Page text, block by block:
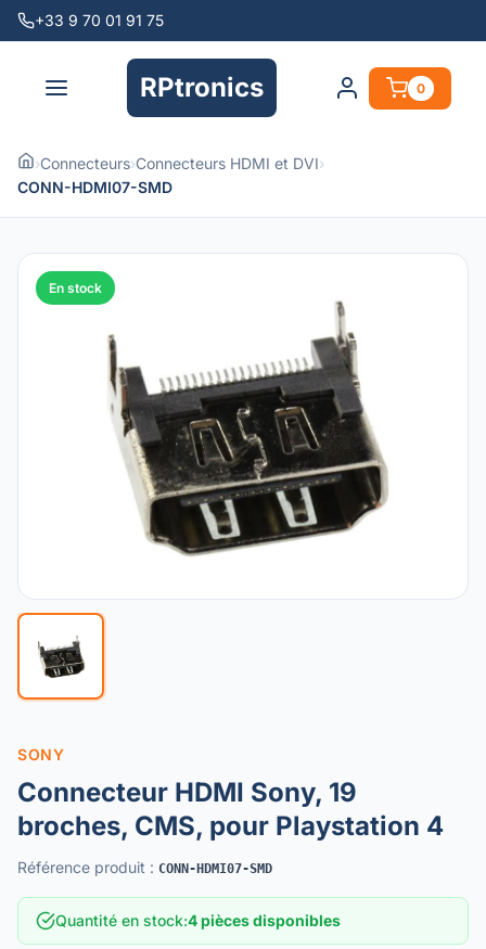
+33 9 70 01 91 75
RPtronics 0
›Connecteurs›Connecteurs HDMI et DVI›
CONN-HDMI07-SMD
En stock
SONY
Connecteur HDMI Sony, 19
broches, CMS, pour Playstation 4
Référence produit : CONN-HDMI07-SMD
Quantité en stock:4 pièces disponibles